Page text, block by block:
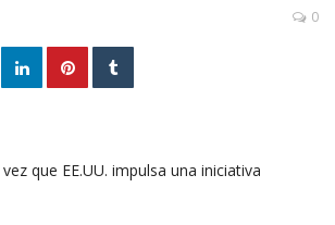
0
que EE.UU. impulsa una iniciativa